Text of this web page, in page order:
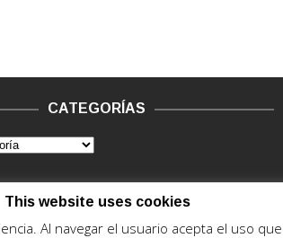
CATEGORÍAS
This website uses cookies
Al navegar el usuario acepta el uso